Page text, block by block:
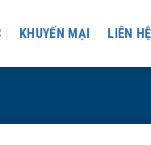
KHUYẾN MẠI LIÊN HỆ